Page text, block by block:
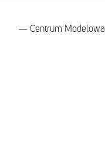
— Centrum